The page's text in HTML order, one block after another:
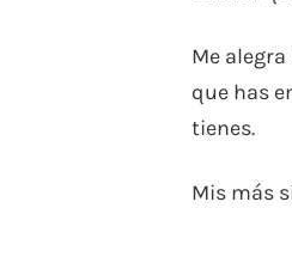
Me
que has
tienes.
Mis más